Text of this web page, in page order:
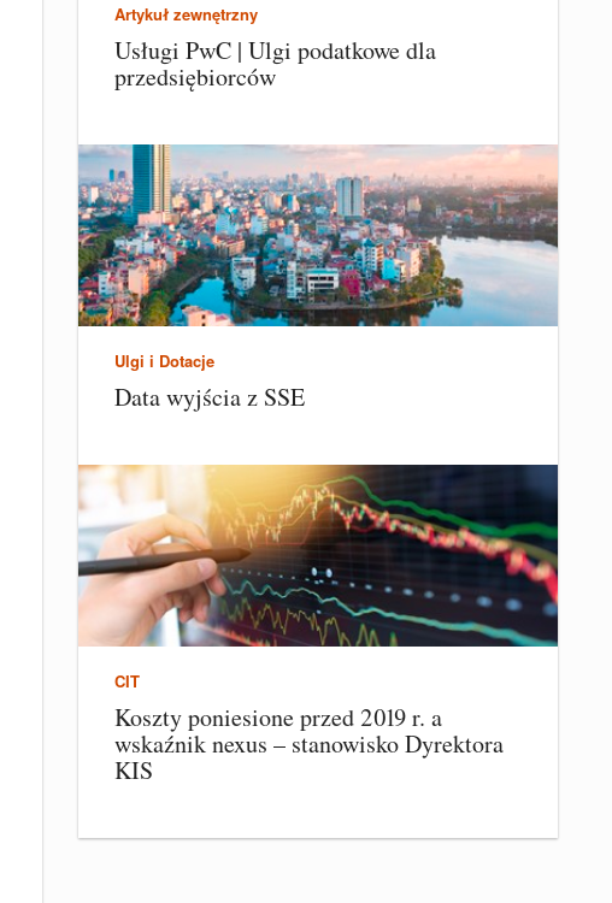
Artykuł zewnętrzny
Usługi PwC | Ulgi podatkowe dla
przedsiębiorców
Ulgi i Dotacje
Data wyjścia z SSE
CIT
Koszty poniesione przed 2019 r. a
wskaźnik nexus – stanowisko Dyrektora
KIS